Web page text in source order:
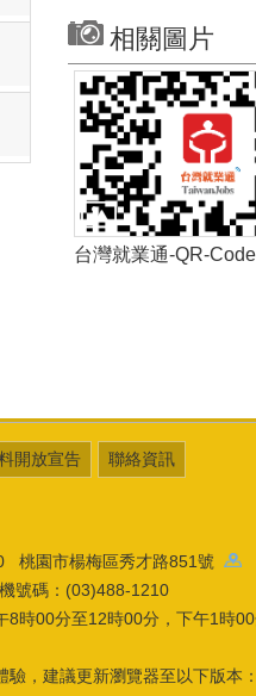
相關圖片
台灣就業通-QR-Code
開放宣告 聯絡資訊
桃園市楊梅區秀才路851號
號碼：(03)488-1210
時00分至12時00分，下午1時
，建議更新瀏覽器至以下版本：